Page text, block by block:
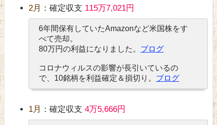
2月 ：確定収支 115万7,021円
6年間保有していたAmazonなど米国株をす
べて売却。
80万円の利益になりました。 ブログ
コロナウィルスの影響が長引いているの
で、10銘柄を利益確定＆損切り。 ブログ
1月 ：確定収支 4万5,666円